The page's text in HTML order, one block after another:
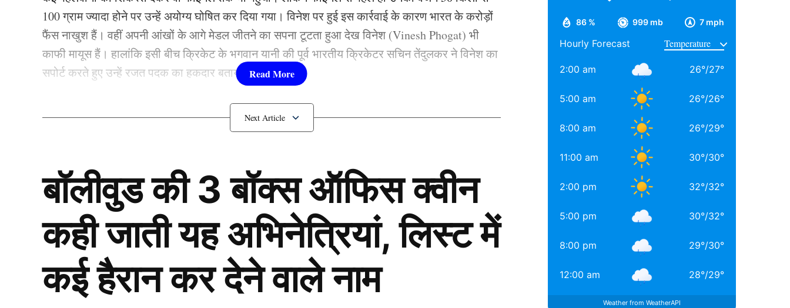
100 ग्राम ज्यादा होने पर उन्हें अयोग्य घोषित कर दिया गया। विनेश पर हुई इस कार्रवाई के कारण भारत के करोड़ों
फैंस नाखुश हैं। वहीं अपनी आंखों के आगे मेडल जीतने का सपना टूटता हुआ देख विनेश (Vinesh Phogat) भी
काफी मायूस हैं। हालांकि इसी बीच क्रिकेट के भगवान यानी की पूर्व भारतीय क्रिकेटर सचिन तेंदुलकर ने विनेश का
सपोर्ट करते हुए उन्हें रजत पदक का हकदार बताया है।
Vinesh Phogat के सपोर्ट में उतरे सचिन तेंदुलकर
बॉलीवुड की 3 बॉक्स ऑफिस क्वीन
कही जाती यह अभिनेत्रियां, लिस्ट में
कई हैरान कर देने वाले नाम
86 % 999 mb 7 mph
Hourly Forecast
2:00 am 26°/27°
5:00 am 26°/26°
8:00 am 26°/29°
11:00 am 30°/30°
2:00 pm 32°/32°
5:00 pm 30°/32°
8:00 pm 29°/30°
12:00 am 28°/29°
Weather from WeatherAPI